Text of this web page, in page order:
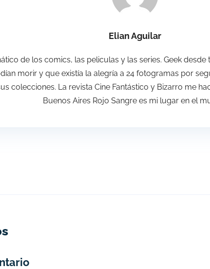
Elian Aguilar
de los comics, las peliculas y las series. Geek
morir y que existía la alegría a 24 fotogramas por
colecciones. La revista Cine Fantástico y Bizarro me
Buenos Aires Rojo Sangre es mi lugar en el